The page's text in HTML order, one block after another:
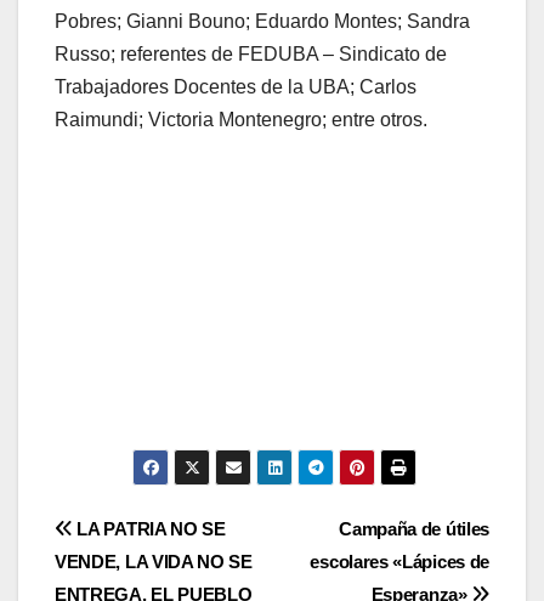
Pobres; Gianni Bouno; Eduardo Montes; Sandra
Russo; referentes de FEDUBA – Sindicato de
Trabajadores Docentes de la UBA; Carlos
Raimundi; Victoria Montenegro; entre otros.
Navegación
de
Campaña de útiles
escolares «Lápices de
Esperanza»
LA PATRIA NO SE
VENDE, LA VIDA NO SE
ENTREGA, EL PUEBLO